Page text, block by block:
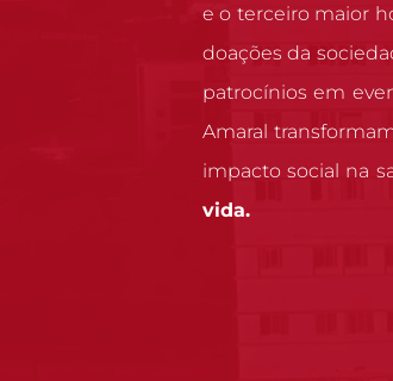
e o terceiro maior
doações da
patrocínios em
Amaral
impacto social na
vida.